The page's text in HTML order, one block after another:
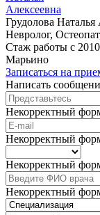
Алексеевна
Грудолова Наталья
Невролог,
Стаж работы с
Марьино
Записаться на
Написать
Некорректный
Некорректный
Некорректный
Некорректный